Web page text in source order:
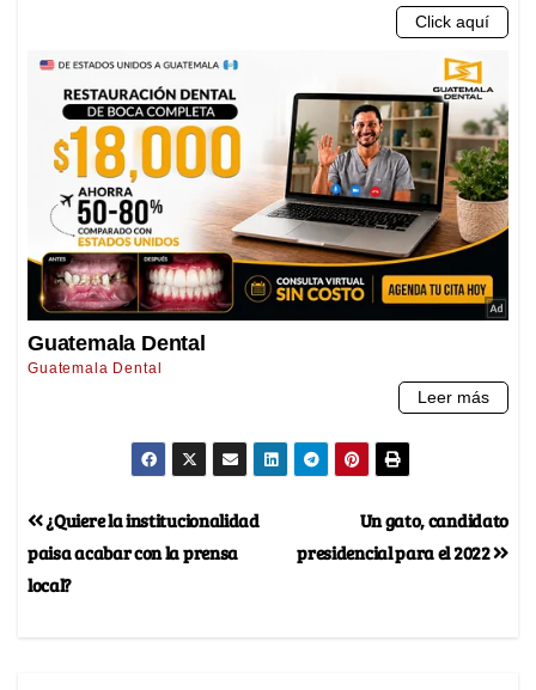
Un gato, candidato
presidencial para el 2022
¿Quiere la institucionalidad
paisa acabar con la prensa
local?